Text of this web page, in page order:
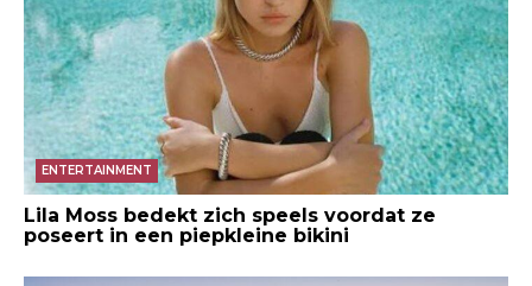
ENTERTAINMENT
Lila Moss bedekt zich speels voordat ze
poseert in een piepkleine bikini